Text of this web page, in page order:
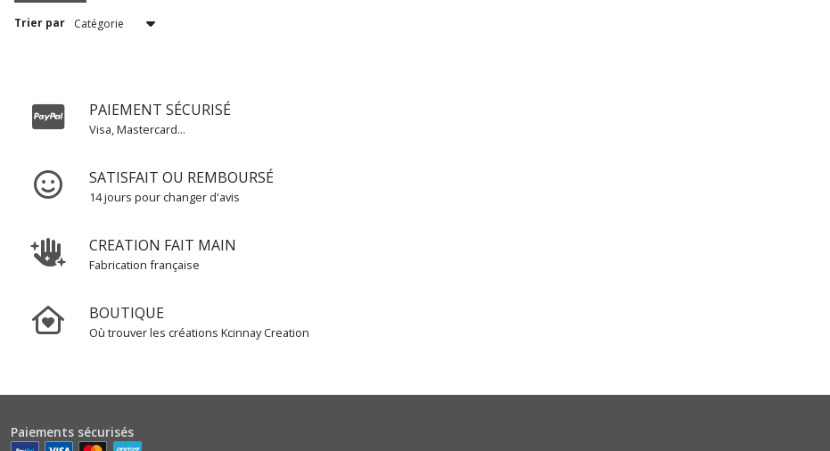
Trier par
PAIEMENT SÉCURISÉ
Visa, Mastercard...
SATISFAIT OU REMBOURSÉ
14 jours pour changer d'avis
CREATION FAIT MAIN
Fabrication française
BOUTIQUE
Où trouver les créations Kcinnay Creation
Paiements sécurisés